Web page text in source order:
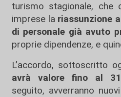
turismo stagionale, che
imprese lariassunzione
di personale già avuto
proprie dipendenze, e
L’accordo, sottoscritto
avrà valore fino al
seguito, avverranno